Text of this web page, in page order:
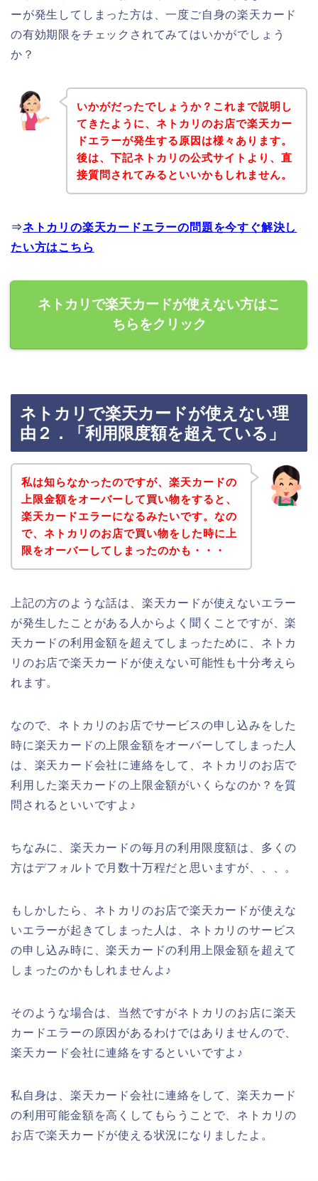
ーが発生してしまった方は、一度ご自身の楽天カード
の有効期限をチェックされてみてはいかがでしょう
か？
いかがだったでしょうか？これまで説明し
てきたように、ネトカリのお店で楽天カー
ドエラーが発生する原因は様々あります。
後は、下記ネトカリの公式サイトより、直
接質問されてみるといいかもしれません。
⇒ネトカリの楽天カードエラーの問題を今すぐ解決し
たい方はこちら
ネトカリで楽天カードが使えない方はこ
ちらをクリック
ネトカリで楽天カードが使えない理
由２．「利用限度額を超えている」
私は知らなかったのですが、楽天カードの
上限金額をオーバーして買い物をすると、
楽天カードエラーになるみたいです。なの
で、ネトカリのお店で買い物をした時に上
限をオーバーしてしまったのかも・・・
上記の方のような話は、楽天カードが使えないエラー
が発生したことがある人からよく聞くことですが、楽
天カードの利用金額を超えてしまったために、ネトカ
リのお店で楽天カードが使えない可能性も十分考えら
れます。
なので、ネトカリのお店でサービスの申し込みをした
時に楽天カードの上限金額をオーバーしてしまった人
は、楽天カード会社に連絡をして、ネトカリのお店で
利用した楽天カードの上限金額がいくらなのか？を質
問されるといいですよ♪
ちなみに、楽天カードの毎月の利用限度額は、多くの
方はデフォルトで月数十万程だと思いますが、、、。
もしかしたら、ネトカリのお店で楽天カードが使えな
いエラーが起きてしまった人は、ネトカリのサービス
の申し込み時に、楽天カードの利用上限金額を超えて
しまったのかもしれませんよ♪
そのような場合は、当然ですがネトカリのお店に楽天
カードエラーの原因があるわけではありませんので、
楽天カード会社に連絡をするといいですよ♪
私自身は、楽天カード会社に連絡をして、楽天カード
の利用可能金額を高くしてもらうことで、ネトカリの
お店で楽天カードが使える状況になりましたよ。